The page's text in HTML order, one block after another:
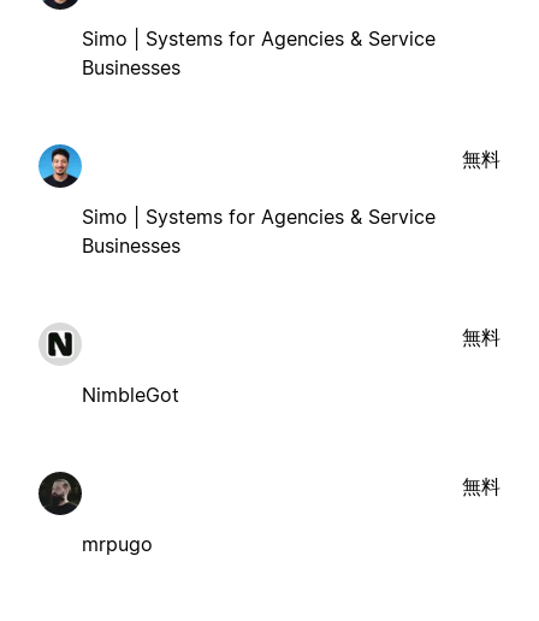
Simo | Systems for Agencies & Service
Businesses
Simo | Systems for Agencies & Service
Businesses
無料
NimbleGot
無料
mrpugo
無料